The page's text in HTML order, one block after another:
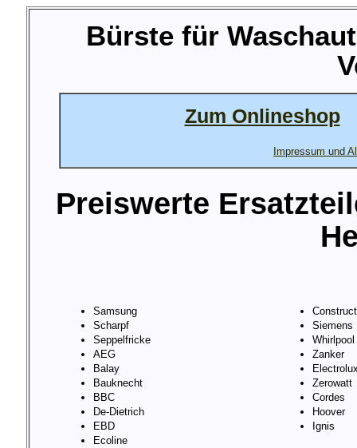
Bürste für
Zum Onlineshop
Impressum und
Preiswerte
Samsung
Scharpf
Seppelfricke
AEG
Balay
Bauknecht
BBC
De-Dietrich
EBD
Ecoline
Siemens
Whirlpool
Zanker
Zerowatt
Cordes
Hoover
Ignis